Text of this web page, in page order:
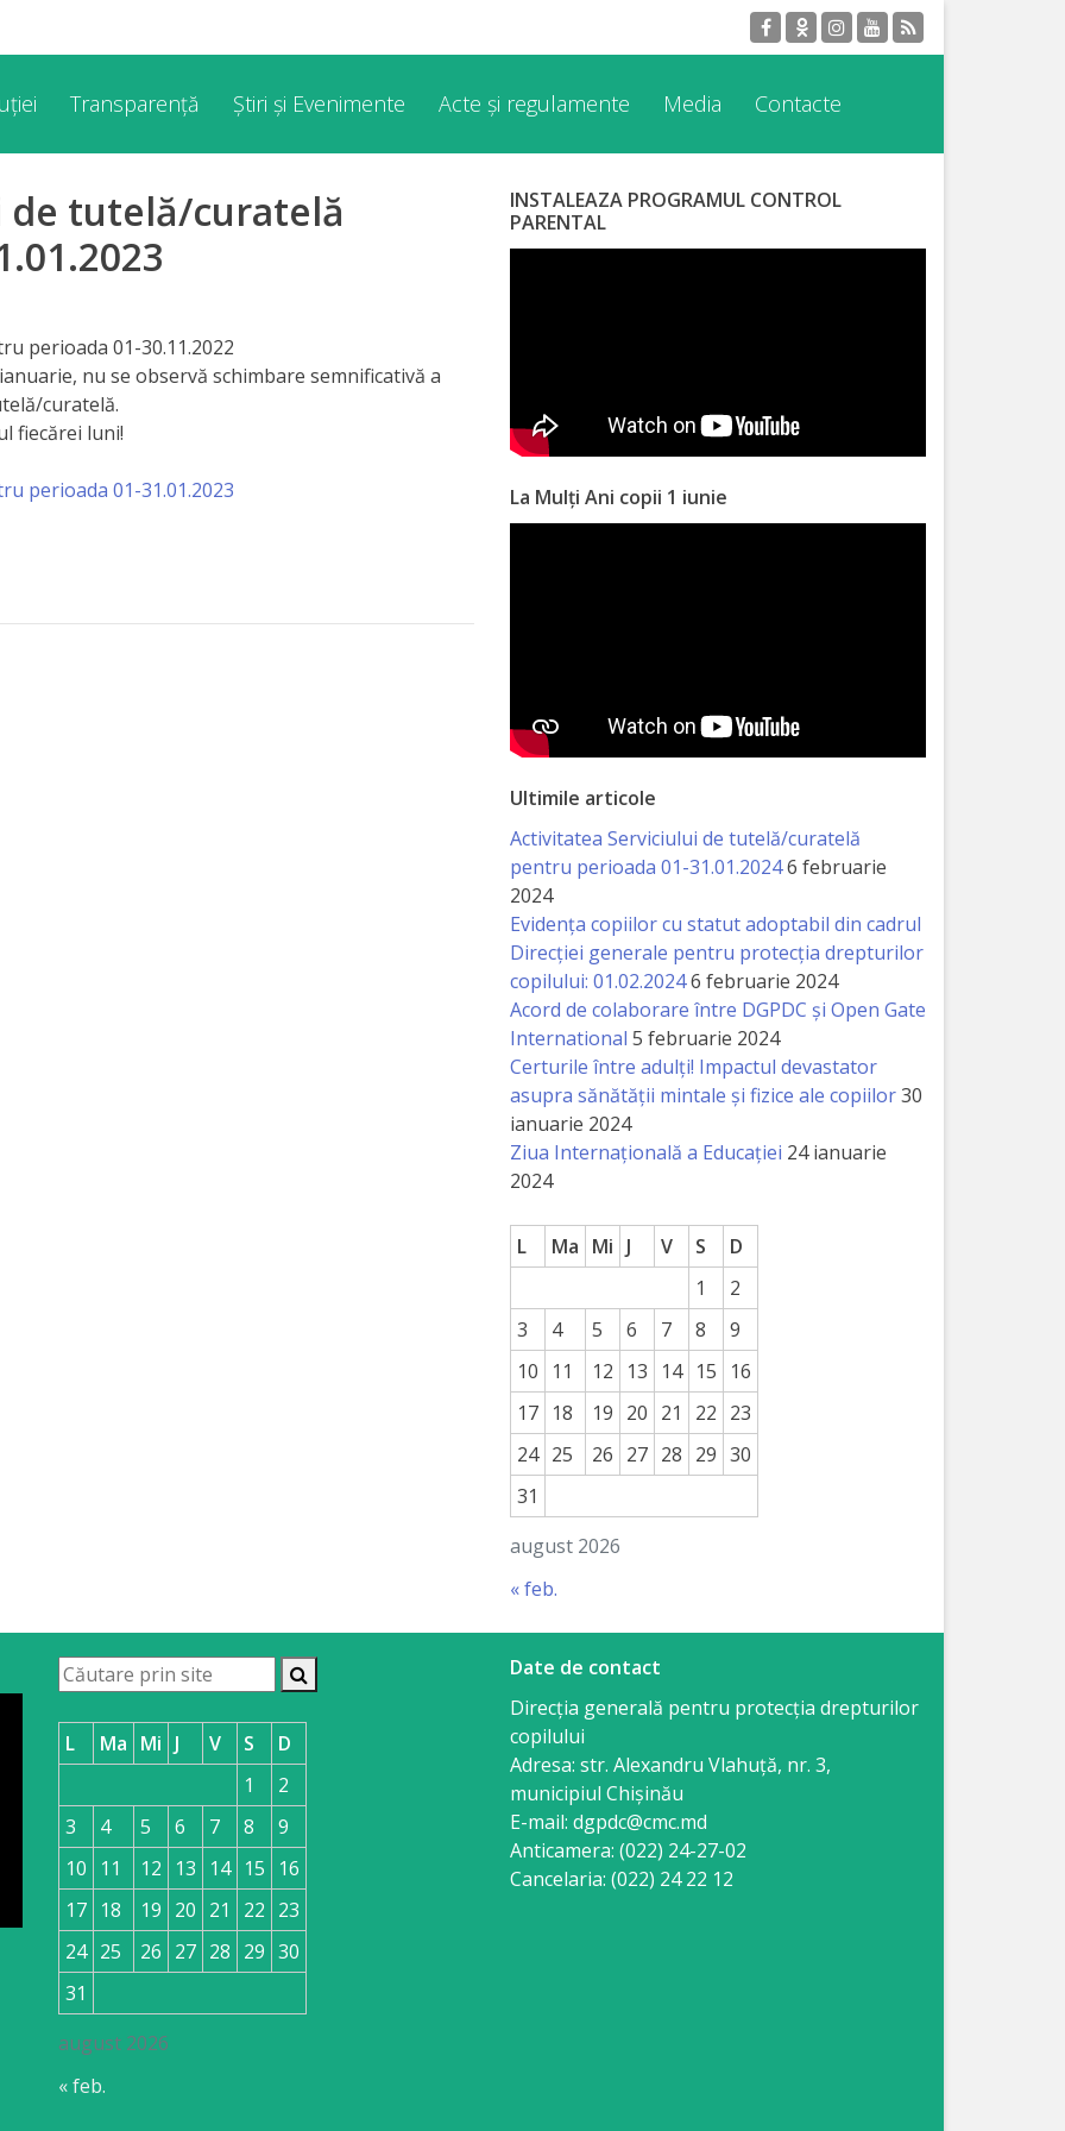
Transparență Știri și Evenimente Acte și regulamente Media Contacte
de tutelă/curatelă
perioada 01-30.11.2022
nu se observă schimbare semnificativă a
curatelă.
fiecărei luni!
perioada 01-31.01.2023
INSTALEAZA PROGRAMUL CONTROL
PARENTAL
La Mulți Ani copii 1 iunie
Ultimile articole
Activitatea Serviciului de tutelă/curatelă
pentru perioada 01-31.01.20246 februarie
2024
Evidența copiilor cu statut adoptabil din cadrul
Direcției generale pentru protecția drepturilor
copilului: 01.02.20246 februarie 2024
Acord de colaborare între DGPDC și Open Gate
International 5 februarie 2024
Certurile între adulți! Impactul devastator
asupra sănătății mintale și fizice ale copiilor30
ianuarie 2024
Ziua Internațională a Educației 24 ianuarie
2024
august 2026
L Ma Mi J V S
D
1
2
3
4 5 6 7 8
9
10
11 12 13 14 15
16
17 18 19 20 21 22 23
24 25 26 27 28 29 30
31
« feb.
august 2026
L Ma Mi J V S
D
1
2
3
4 5 6 7 8
9
10
11 12 13 14 15
16
17 18 19 20 21 22 23
24 25 26 27 28 29 30
31
« feb.
Date de contact
Direcția generală pentru protecția drepturilor
copilului
Adresa: str. Alexandru Vlahuţă, nr. 3,
municipiul Chişinău
E-mail: dgpdc@cmc.md
Anticamera: (022) 24-27-02
Cancelaria: (022) 24 22 12